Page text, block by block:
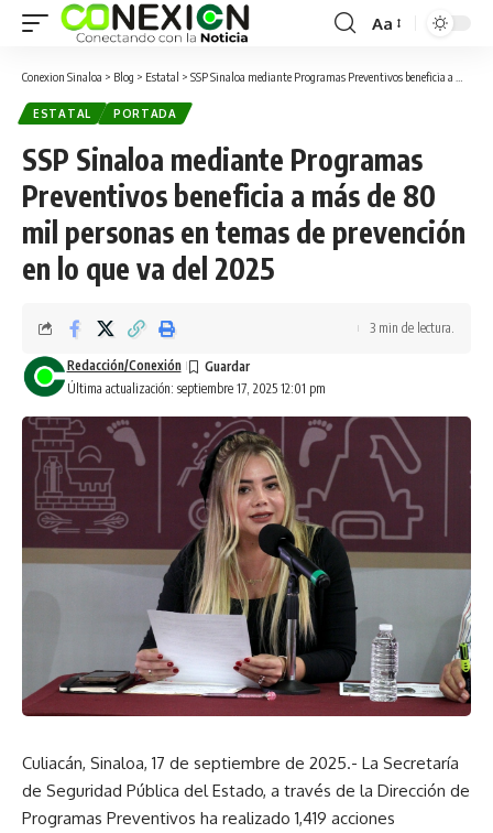
Aa
Conexion Sinaloa > Blog > Estatal > SSP Sinaloa mediante Programas Preventivos beneficia a más de 80 mil personas en temas de prevención en lo que va del 2025
ESTATAL PORTADA
SSP Sinaloa mediante Programas
Preventivos beneficia a más de 80
mil personas en temas de prevención
en lo que va del 2025
Última actualización: septiembre 17, 2025 12:01 pm
Redacción/Conexión
3 min de lectura.
Culiacán, Sinaloa, 17 de septiembre de 2025.- La Secretaría
de Seguridad Pública del Estado, a través de la Dirección de
Programas Preventivos ha realizado 1,419 acciones